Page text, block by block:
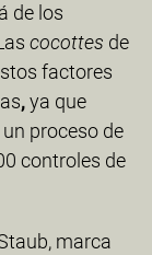
de los
cocottes de
factores
,ya que
proceso de
controles de
marca